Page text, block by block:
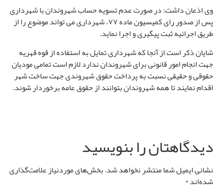
وی اذعان داشت: در صورت عدم تسویه حساب شهروندان با شهرداری
پس از صدور رای کمیسیون ماده ۷۷، شهرداری می تواند موضوع را از
طریق اجرائیه ثبت پیگیری و اجرا نماید.
شایان ذکر است از آنجا که شهرداری تمایل به استفاده از قوه قهریه
جهت انجام امور قانونی برای شهروندان ندارد لازم است تمامی مودیان
حقوقی و حقیقی نسبت به پرداخت حقوق شهروندی جهت ساخت شهر
اقدام نمایند تا همه شهروندان بتوانند از حقوق عامه برخوردار شوند.
دیدگاهتان را بنویسید
نشانی ایمیل شما منتشر نخواهد شد.بخش‌های موردنیاز علامت‌گذاری
شده‌اند*